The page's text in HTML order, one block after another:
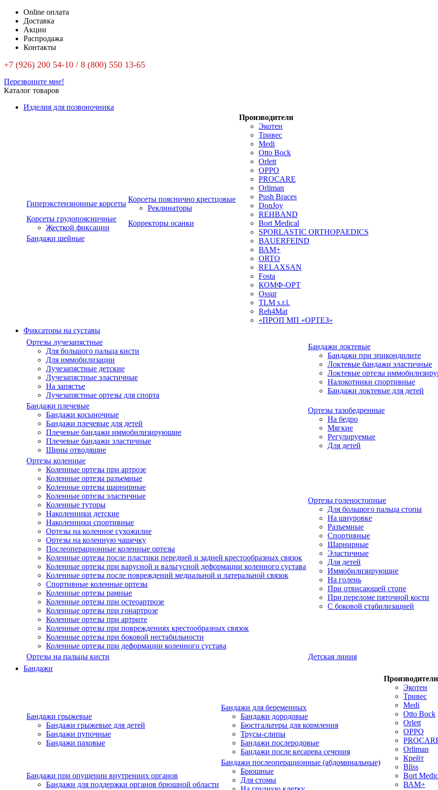
Online оплата
Доставка
Акции
Распродажа
Контакты
+7 (926) 200 54-10 / 8 (800) 550 13-65
Перезвоните мне!
Каталог товаров
Изделия для позвоночника
Гиперэкстензионные корсеты
Корсеты пояснично крестцовые
Реклинаторы
Корсеты грудопоясничные
Жесткой фиксации
Корректоры осанки
Бандажи шейные
Производители
Экотен
Тривес
Medi
Otto Bock
Orlett
OPPO
PROCARE
Orliman
Push Braces
DonJoy
REHBAND
Bort Medical
SPORLASTIC ORTHOPAEDICS
BAUERFEIND
ВАМ+
ORTO
RELAXSAN
Fosta
КОМФ-ОРТ
Ossur
TLM s.r.l.
Reh4Mat
«ПРОП МП «ОРТЕЗ»
Фиксаторы на суставы
Ортезы лучезапястные
Для большого пальца кисти
Для иммобилизации
Лучезапястные детские
Лучезапястные эластичные
На запястье
Лучезапястные ортезы для спорта
Бандажи локтевые
Бандажи при эпикондилите
Локтевые бандажи эластичные
Локтевые ортезы
Налокотники спортивные
Бандажи локтевые для детей
Бандажи плечевые
Бандажи косыночные
Бандажи плечевые для детей
Плечевые бандажи иммобилизирующие
Плечевые бандажи эластичные
Шины отводящие
Ортезы тазобедренные
На бедро
Мягкие
Регулируемые
Для детей
Ортезы коленные
Коленные ортезы при артрозе
Коленные ортезы разъемные
Коленные ортезы шарнирные
Коленные ортезы эластичные
Коленные туторы
Наколенники детские
Наколенники спортивные
Ортезы на коленное сухожилие
Ортезы на коленную чашечку
Послеоперационные коленные ортезы
Коленные ортезы после пластики передней и задней крестообразных связок
Коленные ортезы при варусной и вальгусной деформации коленного сустава
Коленные ортезы после повреждений медиальной и латеральной связок
Спортивные коленные ортезы
Коленные ортезы рамные
Коленные ортезы при остеоартрозе
Коленные ортезы при гонартрозе
Коленные ортезы при артрите
Коленные ортезы при повреждениях крестообразных связок
Коленные ортезы при боковой нестабильности
Коленные ортезы при деформации коленного сустава
Ортезы голеностопные
Для большого пальца стопы
На шнуровке
Разъемные
Спортивные
Шарнирные
Эластичные
Для детей
Иммобилизирующие
На голень
При отвисающей стопе
При переломе пяточной кости
С боковой стабилизацией
Ортезы на пальцы кисти
Детская линия
Бандажи
Бандажи грыжевые
Бандажи грыжевые для детей
Бандажи пупочные
Бандажи паховые
Бандажи для беременных
Бандажи дородовые
Бюстгальтеры для кормления
Трусы-слипы
Бандажи послеродовые
Бандажи после кесарева сечения
Бандажи при опущении внутренних органов
Бандажи для поддержки органов брюшной области
Бандажи послеоперационные (абдоминальные)
Брюшные
Для стомы
Производители
Экотен
Тривес
Medi
Otto Bock
Orlett
OPPO
Orliman
Крейт
Bliss
Bort
ВАМ+